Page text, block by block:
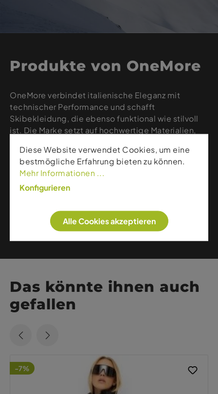
Produkte von OneMore
OneMore verbindet italienische Eleganz mit
technischer Performance und schafft
Skibekleidung, die ebenso funktional wie stilvoll
ist. Die Marke setzt auf hochwertige Materialien,
Bewegungsfreiheit und Komfort auf der Piste
garantieren. Jacken, Midlayer und Hosen von
OneMore richten sich an Wintersportler, die Wert
auf modische Details, luxuriöse Verarbeitung und
Weitere Artikel dieser Marke
Das könnte ihnen auch
gefallen
-7%
Diese Website verwendet Cookies, um eine
bestmögliche Erfahrung bieten zu können.
Mehr Informationen ...
Konfigurieren
Alle Cookies akzeptieren